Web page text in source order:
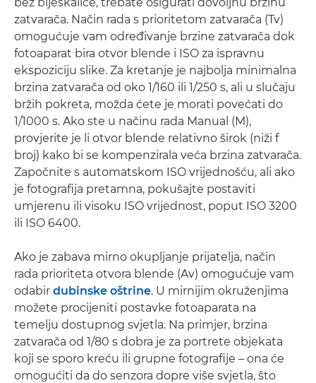
zatvarača. Način rada s prioritetom zatvarača (Tv)
omogućuje vam određivanje brzine zatvarača dok
fotoaparat bira otvor blende i ISO za ispravnu
ekspoziciju slike. Za kretanje je najbolja minimalna
brzina zatvarača od oko 1/160 ili 1/250 s, ali u slučaju
bržih pokreta, možda ćete je morati povećati do
1/1000 s. Ako ste u načinu rada Manual (M),
provjerite je li otvor blende relativno širok (niži f
broj) kako bi se kompenzirala veća brzina zatvarača.
Započnite s automatskom ISO vrijednošću, ali ako
je fotografija pretamna, pokušajte postaviti
umjerenu ili visoku ISO vrijednost, poput ISO 3200
ili ISO 6400.
Ako je zabava mirno okupljanje prijatelja, način
rada prioriteta otvora blende (Av) omogućuje vam
odabir dubinske oštrine. U mirnijim okruženjima
možete procijeniti postavke fotoaparata na
temelju dostupnog svjetla. Na primjer, brzina
zatvarača od 1/80 s dobra je za portrete objekata
koji se sporo kreću ili grupne fotografije – ona će
omogućiti da do senzora dopre više svjetla, što